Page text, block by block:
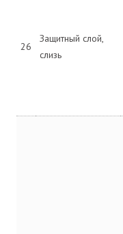
26
Защитный слой,
слизь